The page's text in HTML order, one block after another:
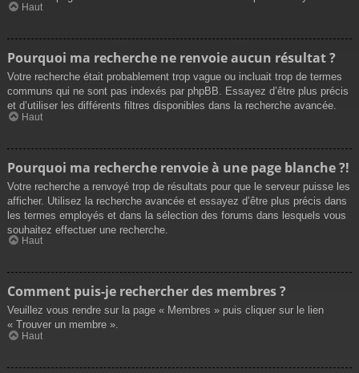
Haut
Pourquoi ma recherche ne renvoie aucun résultat ?
Votre recherche était probablement trop vague ou incluait trop de termes
communs qui ne sont pas indexés par phpBB. Essayez d’être plus précis
et d’utiliser les différents filtres disponibles dans la recherche avancée.
Haut
Pourquoi ma recherche renvoie à une page blanche ?!
Votre recherche a renvoyé trop de résultats pour que le serveur puisse les
afficher. Utilisez la recherche avancée et essayez d’être plus précis dans
les termes employés et dans la sélection des forums dans lesquels vous
souhaitez effectuer une recherche.
Haut
Comment puis-je rechercher des membres ?
Veuillez vous rendre sur la page « Membres » puis cliquer sur le lien
« Trouver un membre ».
Haut